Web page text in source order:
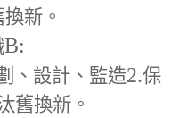
新。
B:
、設計、監造2.保
舊換新。